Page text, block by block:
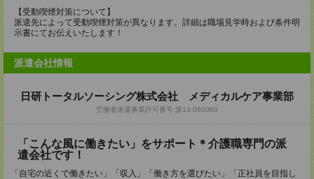
【受動喫煙対策について】
派遣先によって受動喫煙対策が異なります。詳細は職場見学時および条件明
示書にてお伝えいたします！
派遣会社情報
日研トータルソーシング株式会社 メディカルケア事業部
労働者派遣事業許可番号:派13-060060
「こんな風に働きたい」をサポート＊介護職専門の派
遣会社です！
「自宅の近くで働きたい」「収入」「働き方を選びたい」「正社員を目指し